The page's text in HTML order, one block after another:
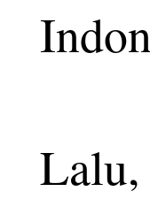
Lalu,